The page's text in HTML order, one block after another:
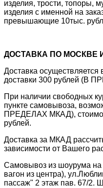
изделия, трости, топоры,
изделия с именной на
превышающие 10тыс.
ДОСТАВКА ПО МОСКВЕ
Доставка осуществляется
доставки 300 рублей (В
При наличии свободных
пункте самовывоза,
ПРЕДЕЛАХ МКАД),
рублей.
Доставка за МКАД
зависимости от Вашего
Самовывоз из шоурума на
вагон из центра),
пассаж" 2 этаж пав. 67/2.